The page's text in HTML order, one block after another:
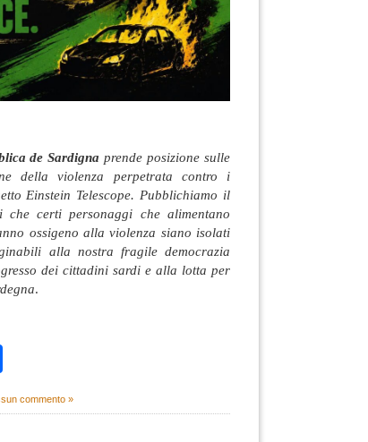
de Sardigna prende posizione sulle
della violenza perpetrata contro i
Einstein Telescope. Pubblichiamo il
che certi personaggi che alimentano
ossigeno alla violenza siano isolati
alla nostra fragile democrazia
dei cittadini sardi e alla lotta per
.
commento »